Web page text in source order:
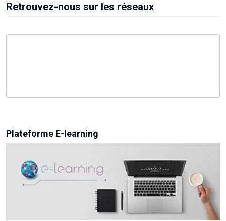
Retrouvez-nous sur les réseaux
Plateforme E-learning